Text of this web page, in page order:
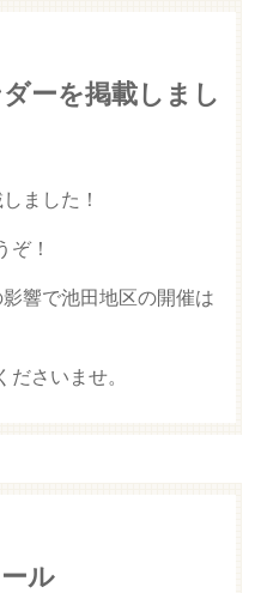
ーを掲載しまし
ました！
ぞ！
響で池田地区の開催は
さいませ。
ル